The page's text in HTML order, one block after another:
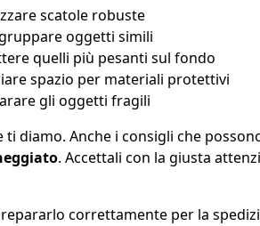
scatole robuste
oggetti simili
quelli più pesanti sul fondo
spazio per materiali protettivi
gli oggetti fragili
diamo. Anche i consigli che
. Accettali con la giusta
correttamente per la